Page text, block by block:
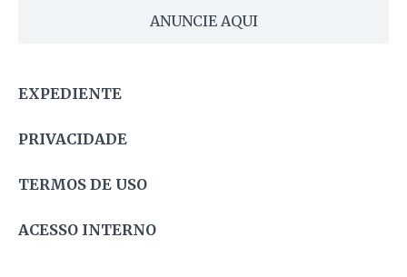
ANUNCIE AQUI
EXPEDIENTE
PRIVACIDADE
TERMOS DE USO
ACESSO INTERNO